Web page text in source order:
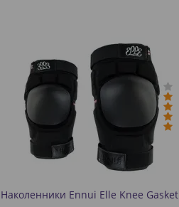
Наколенники Ennui Elle Knee Gasket